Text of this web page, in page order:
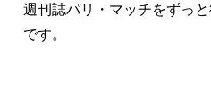
週刊誌パリ・マッチをずっ
です。